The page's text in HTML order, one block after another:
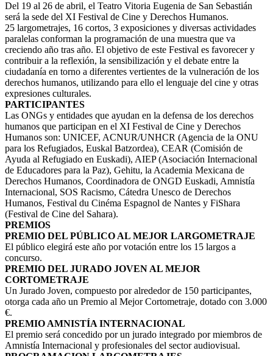
Del 19 al 26 de abril, el Teatro Vitoria Eugenia de San Sebastián
será la sede del XI Festival de Cine y Derechos Humanos.
25 largometrajes, 16 cortos, 3 exposiciones y diversas actividades
paralelas conforman la programación de una muestra que va
creciendo año tras año. El objetivo de este Festival es favorecer y
contribuir a la reflexión, la sensibilización y el debate entre la
ciudadanía en torno a diferentes vertientes de la vulneración de los
derechos humanos, utilizando para ello el lenguaje del cine y otras
expresiones culturales.
PARTICIPANTES
Las ONGs y entidades que ayudan en la defensa de los derechos
humanos que participan en el XI Festival de Cine y Derechos
Humanos son: UNICEF, ACNUR/UNHCR (Agencia de la ONU
para los Refugiados, Euskal Batzordea), CEAR (Comisión de
Ayuda al Refugiado en Euskadi), AIEP (Asociación Internacional
de Educadores para la Paz), Gehitu, la Academia Mexicana de
Derechos Humanos, Coordinadora de ONGD Euskadi, Amnistía
Internacional, SOS Racismo, Cátedra Unesco de Derechos
Humanos, Festival du Cinéma Espagnol de Nantes y FiShara
(Festival de Cine del Sahara).
PREMIOS
PREMIO DEL PÚBLICO AL MEJOR LARGOMETRAJE
El público elegirá este año por votación entre los 15 largos a
concurso.
PREMIO DEL JURADO JOVEN AL MEJOR
CORTOMETRAJE
Un Jurado Joven, compuesto por alrededor de 150 participantes,
otorga cada año un Premio al Mejor Cortometraje, dotado con 3.000
€.
PREMIO AMNISTÍA INTERNACIONAL
El premio será concedido por un jurado integrado por miembros de
Amnistía Internacional y profesionales del sector audiovisual.